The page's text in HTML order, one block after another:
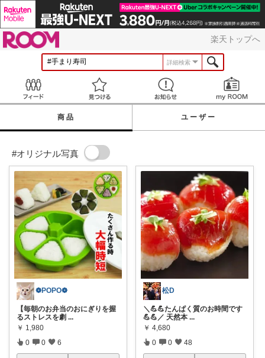
楽天トップへ
詳細検索
見つける お知らせ
商品 ユーザー
#オリジナル写真
❁POPO❁
【毎朝のお弁当のおにぎりを握
るストレスを劇 ...
￥ 1,980
0 0 6
松D
＼💪💪たんぱく質のお時間です
💪💪／ 天然本 ...
￥ 4,680
0 0 48